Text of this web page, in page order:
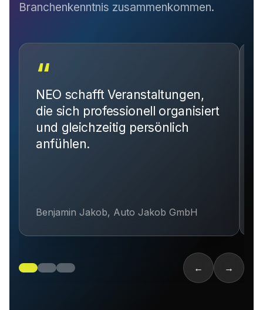
Branchenkenntnis zusammenkommen.
“
NEO schafft Veranstaltungen,
die sich professionell organisiert
und gleichzeitig persönlich
anfühlen.
Benjamin Jakob, Auto Jakob GmbH
← →